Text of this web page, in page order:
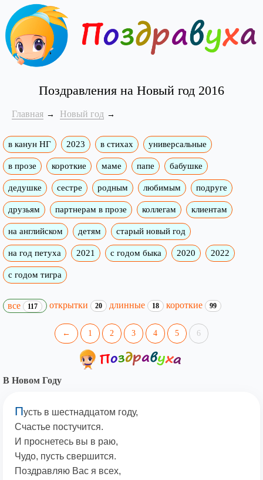
Поздравления на Новый год 2016
Главная Новый год
в канун НГ 2023 в стихах универсальные
в прозе короткие маме папе бабушке
дедушке сестре родным любимым подруге
друзьям партнерам в прозе коллегам клиентам
на английском детям старый новый год
на год петуха 2021 с годом быка 2020 2022
с годом тигра
все 117 открытки 20 длинные 18 короткие 99
← 1 2 3 4 5 6
В Новом Году
Пусть в шестнадцатом году,
Счастье постучится.
И проснетесь вы в раю,
Чудо, пусть свершится.
Поздравляю Вас я всех,